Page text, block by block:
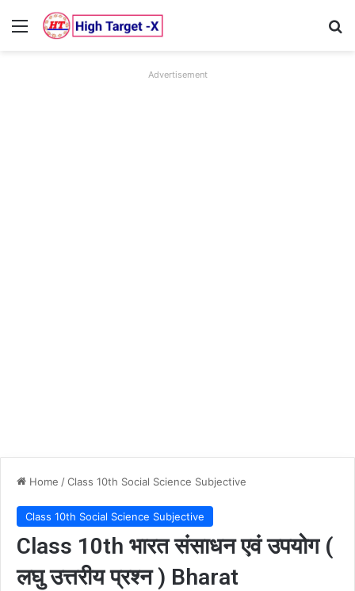
Menu
Advertisement
Home /Class 10th Social Science Subjective
Class 10th Social Science Subjective
Class 10th भारत संसाधन एवं उपयोग (
लघु उत्तरीय प्रश्न ) Bharat